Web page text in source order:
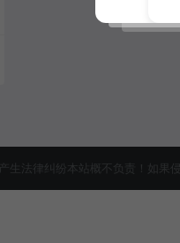
生法律纠纷本站概不负责！如